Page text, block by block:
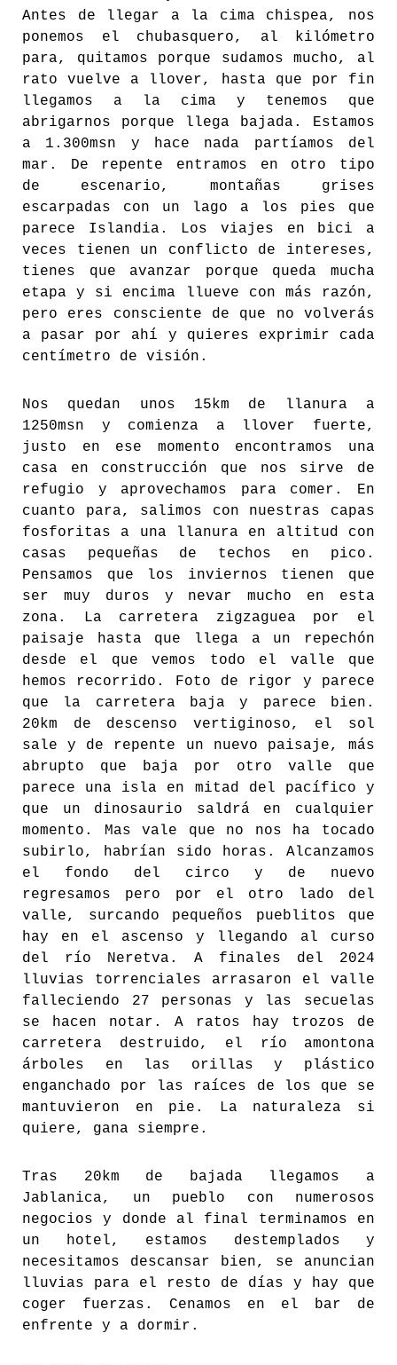
Antes de llegar a la cima chispea, nos
ponemos el chubasquero, al kilómetro
para, quitamos porque sudamos mucho, al
rato vuelve a llover, hasta que por fin
llegamos a la cima y tenemos que
abrigarnos porque llega bajada. Estamos
a 1.300msn y hace nada partíamos del
mar. De repente entramos en otro tipo
de escenario, montañas grises
escarpadas con un lago a los pies que
parece Islandia. Los viajes en bici a
veces tienen un conflicto de intereses,
tienes que avanzar porque queda mucha
etapa y si encima llueve con más razón,
pero eres consciente de que no volverás
a pasar por ahí y quieres exprimir cada
centímetro de visión.
Nos quedan unos 15km de llanura a
1250msn y comienza a llover fuerte,
justo en ese momento encontramos una
casa en construcción que nos sirve de
refugio y aprovechamos para comer. En
cuanto para, salimos con nuestras capas
fosforitas a una llanura en altitud con
casas pequeñas de techos en pico.
Pensamos que los inviernos tienen que
ser muy duros y nevar mucho en esta
zona. La carretera zigzaguea por el
paisaje hasta que llega a un repechón
desde el que vemos todo el valle que
hemos recorrido. Foto de rigor y parece
que la carretera baja y parece bien.
20km de descenso vertiginoso, el sol
sale y de repente un nuevo paisaje, más
abrupto que baja por otro valle que
parece una isla en mitad del pacífico y
que un dinosaurio saldrá en cualquier
momento. Mas vale que no nos ha tocado
subirlo, habrían sido horas. Alcanzamos
el fondo del circo y de nuevo
regresamos pero por el otro lado del
valle, surcando pequeños pueblitos que
hay en el ascenso y llegando al curso
del río Neretva. A finales del 2024
lluvias torrenciales arrasaron el valle
falleciendo 27 personas y las secuelas
se hacen notar. A ratos hay trozos de
carretera destruido, el río amontona
árboles en las orillas y plástico
enganchado por las raíces de los que se
mantuvieron en pie. La naturaleza si
quiere, gana siempre.
Tras 20km de bajada llegamos a
Jablanica, un pueblo con numerosos
negocios y donde al final terminamos en
un hotel, estamos destemplados y
necesitamos descansar bien, se anuncian
lluvias para el resto de días y hay que
coger fuerzas. Cenamos en el bar de
enfrente y a dormir.